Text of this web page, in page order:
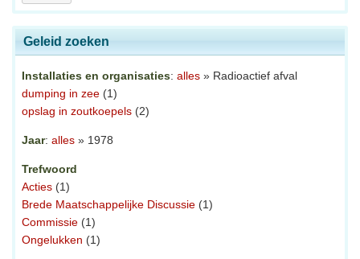
Geleid zoeken
Installaties en organisaties: alles » Radioactief afval
dumping in zee (1)
opslag in zoutkoepels (2)
Jaar: alles » 1978
Trefwoord
Acties (1)
Brede Maatschappelijke Discussie (1)
Commissie (1)
Ongelukken (1)